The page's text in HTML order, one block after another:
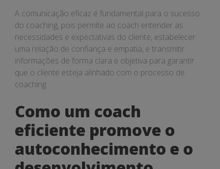
A comunicação eficaz é fundamental para o sucesso
do coaching, pois permite ao coach entender as
necessidades e expectativas do cliente, estabelecer
uma relação de confiança e empatia, e transmitir
informações de forma clara e objetiva para garantir
que o cliente esteja alinhado com o processo de
coaching.
Como um coach
eficiente promove o
autoconhecimento e o